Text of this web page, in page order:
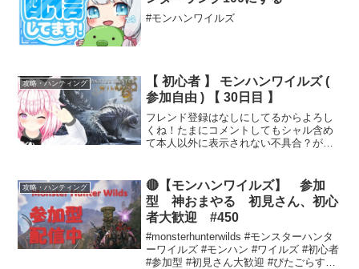
#モンハンワイルズ
攻略・ハンティング
【 初心者 】 モンハンワイルズ (
参加自由 ) 【 30日目 】
フレンド登録はなしにしてるからよろし
くね！たまにコメントしてもシャル含め
て本人以外に表示されない不具合？があ
が不安定で突然配信が終了することがあ
ります。復帰に時間がかか...
攻略・ハンティング
🔴【モンハンワイルズ】 参加
型 神おまやる 初見さん、初心
者大歓迎 #450
#monsterhunterwilds #モンスターハンタ
ーワイルズ #モンハン #ワイルズ #初心者
#参加型 #初見さん大歓迎 #ぴたごらすch